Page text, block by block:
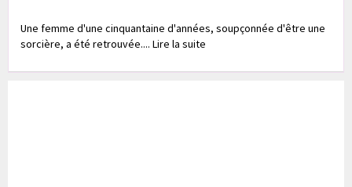
Une femme d'une cinquantaine d'années, soupçonnée d'être une
sorcière, a été retrouvée.... Lire la suite